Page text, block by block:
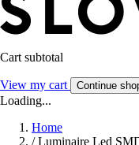
Cart subtotal
View my cart Continue
Loading...
Home
/ Luminaire Led